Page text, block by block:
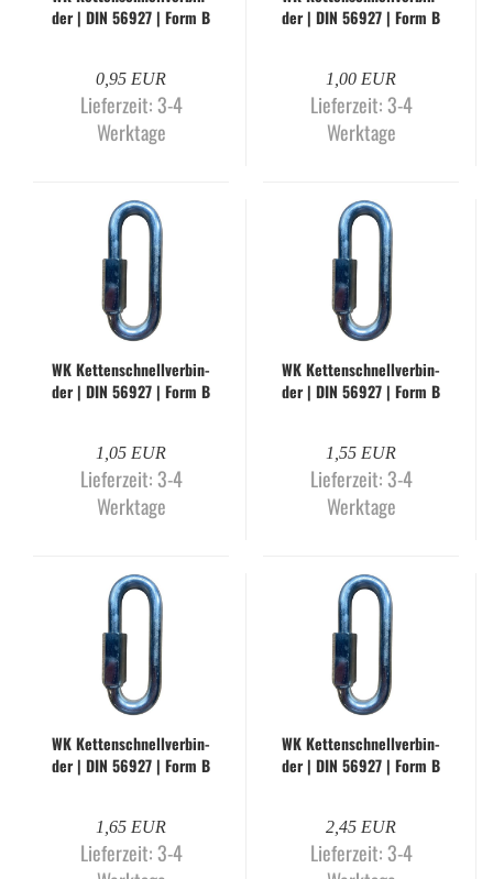
der | DIN 56927 | Form B
0,95 EUR
Lieferzeit:3-4
Werktage
der | DIN 56927 | Form B
1,00 EUR
Lieferzeit:3-4
Werktage
WK Ket­ten­schnell­ver­bin­
der | DIN 56927 | Form B
1,05 EUR
Lieferzeit:3-4
Werktage
WK Ket­ten­schnell­ver­bin­
der | DIN 56927 | Form B
1,55 EUR
Lieferzeit:3-4
Werktage
WK Ket­ten­schnell­ver­bin­
der | DIN 56927 | Form B
1,65 EUR
Lieferzeit:3-4
WK Ket­ten­schnell­ver­bin­
der | DIN 56927 | Form B
2,45 EUR
Lieferzeit:3-4